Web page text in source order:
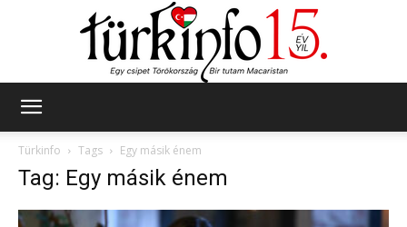
Türkinfo
Tags Egy másik énem
Tag: Egy másik énem